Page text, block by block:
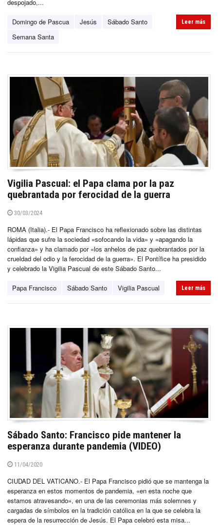
despojado,...
Domingo de Pascua Jesús
Sábado Santo
Semana Santa
Leer más
Vigilia Pascual: el Papa clama por la paz
quebrantada por ferocidad de la guerra
30/03/2024
ROMA (Italia).- El Papa Francisco ha reflexionado sobre las distintas
lápidas que sufre la sociedad «sofocando la vida» y «apagando la
confianza» y ha clamado por «los anhelos de paz quebrantados por la
crueldad del odio y la ferocidad de la guerra». El Pontífice ha presidido
y celebrado la Vigilia Pascual de este Sábado Santo...
Papa Francisco Sábado Santo Vigilia Pascual Leer más
Sábado Santo: Francisco pide mantener la
esperanza durante pandemia (VIDEO)
11/04/2020
CIUDAD DEL VATICANO.- El Papa Francisco pidió que se mantenga la
esperanza en estos momentos de pandemia, «en esta noche que
estamos atravesando», en una de las ceremonias más solemnes y
cargadas de símbolos en la tradición católica en la que se celebra la
espera de la resurrección de Jesús. El Papa celebró esta misa...